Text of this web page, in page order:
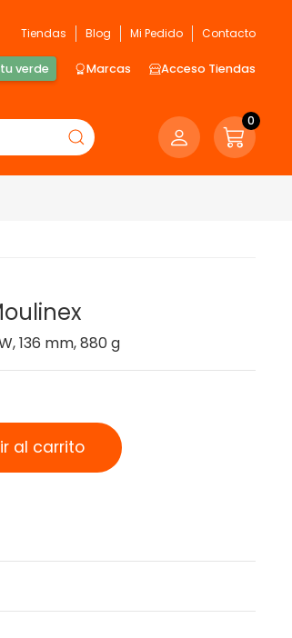
Tiendas
Blog Mi Pedido Contacto
verde Marcas Acceso Tiendas
0
136 mm, 880 g
al carrito